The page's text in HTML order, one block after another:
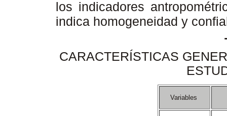
los indicadores
indica homogeneidad y
CARACTERÍSTICAS
Variables